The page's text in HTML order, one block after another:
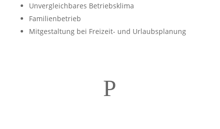
Unvergleichbares Betriebsklima
Familienbetrieb
Mitgestaltung bei Freizeit- und Urlaubsplanung
P